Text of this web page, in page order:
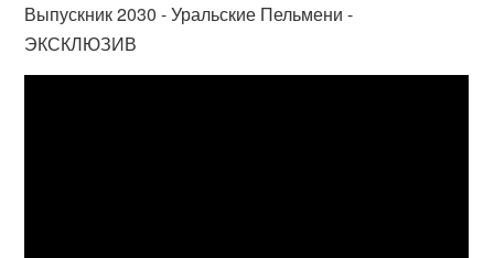
Выпускник 2030 - Уральские Пельмени -
ЭКСКЛЮЗИВ